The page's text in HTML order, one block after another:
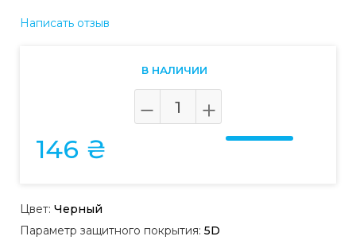
Написать отзыв
В НАЛИЧИИ
146 ₴
Цвет: Черный
Параметр защитного покрытия: 5D